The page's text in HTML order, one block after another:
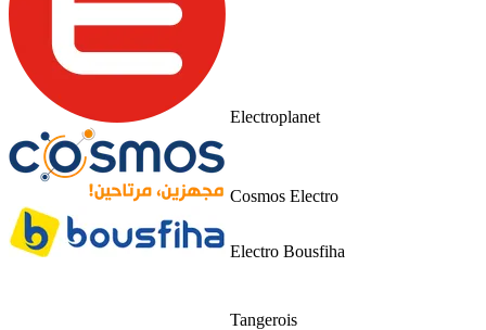
Electroplanet
Cosmos Electro
Electro Bousfiha
Tangerois